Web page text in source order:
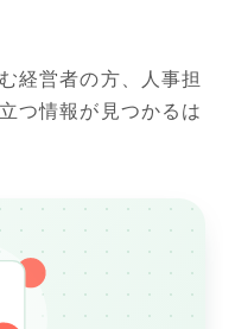
経営者の方、人事担
つ情報が見つかるは